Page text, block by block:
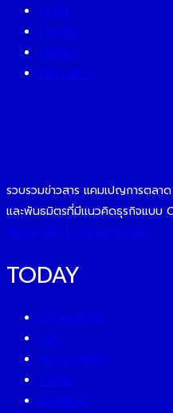
TECH
TRAVEL
TREND
WELLNESS
รวบรวมข่าวสาร แคมเปญการตล
และพันธมิตรที่มีแนวคิดธุรกิจแบบ
Facebook-f Line Instagram
TODAY
ECONOMICS
ESG
INVESTMENT
TREND
BUSINESS